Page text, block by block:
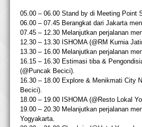
05.00 – 06.00 Stand by di Meeting Point
06.00 – 07.45 Berangkat dari Jakarta
07.45 – 12.30 Melanjutkan perjalanan
12.30 – 13.30 ISHOMA (@RM Kurnia
13.30 – 16.00 Melanjutkan perjalanan
16.15 – 16.30 Estimasi tiba &
(@Puncak Becici).
16.30 – 18.00 Explore & Menikmati City
Becici).
18.00 – 19.00 ISHOMA (@Resto Lokal
19.00 – 20.30 Melanjutkan perjalanan
Yogyakarta.